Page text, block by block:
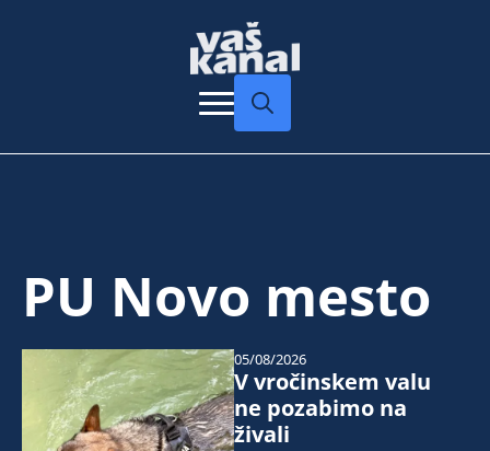
PU Novo mesto
V vročinskem valu
ne pozabimo na
živali
05/08/2026